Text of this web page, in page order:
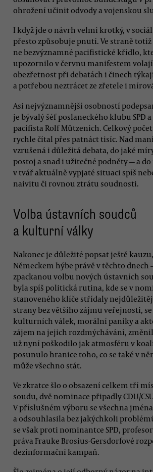
ohrožení učinit odvody a vojenskou
I když jde o návrh velmi krotký, v
přesto způsobuje pnutí. Ve straně
ne bezvýznamné pacifistické křídlo,
upozornilo v červnu manifestem
obezřetnost při debatách i činech
a potřebou neztrácet ze zřetele i
Asi nejvýznamnější osobností
je bývalý šéf poslaneckého klubu SPD
pacifista Rolf Mützenich. Celkový
rychle čítal přes patnáct tisíc. Nad
vzrušená i důležitá debata, do jaké
postoj a snad i užitečné podněty — a
v tvář aktuálně vypjaté situaci spíš
naivitu či rovnou ztrátu soudnosti.
Volba ústavních soudců
a kulturní války
Nakonec je důležité popsat ještě
Německem hýbe právě v těchto dnech
zpackanou volbu nových ústavních
byla spíš politická rutina, kde se v
stanoveného klíče střídaly
strany bez většího zájmu veřejnosti,
kulturních válek, morální paniky a
zájem na jejich rozdmýchávání,
už nyní poškodilo jak atmosféru v
posunulo hranice toho, co se také v
může všechno stát.
Ve zkratce šlo o obsazení celkem tří
soudu, dvě nominace připadly CDU/
V příslušném výboru se všechna
a odsouhlasila bez jakýchkoli
se však proti nominantce SPD,
práva Frauke Brosius-Gersdorfové
dezinformační kampaň.